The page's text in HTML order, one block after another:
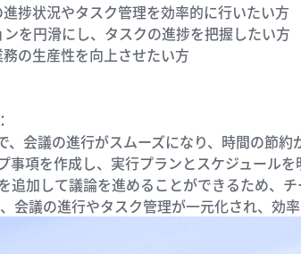
捗状況やタスク管理を効率的に行いたい方
を円滑にし、タスクの進捗を把握したい方
の生産性を向上させたい方
会議の進行がスムーズになり、時間の節約
項を作成し、実行プランとスケジュールを
加して議論を進めることができるため、
議の進行やタスク管理が一元化され、効率